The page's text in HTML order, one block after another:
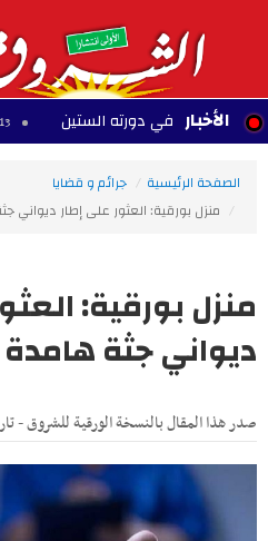
الأخبار
في دورته الستين
الصفحة الرئيسية
جرائم و قضايا
منزل بورقية: العثور على إطار ديواني
منزل بورقية:
ديواني جثة هامدة
صدر هذا المقال بالنسخة الورقية للشروق - تاريخ